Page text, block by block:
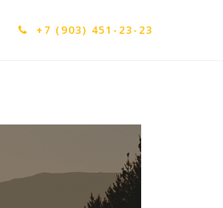
+7 (903) 451-23-23